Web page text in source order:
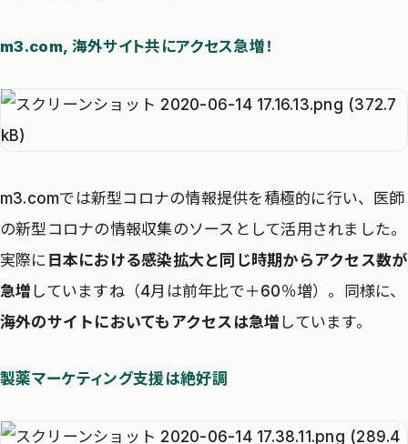
m3.com, 海外サイト共にアクセス急増！
m3.comでは新型コロナの情報提供を積極的に行い、医師
の新型コロナの情報収集のソースとして活用されました。
実際に 日本における感染拡大と同じ時期からアクセス数が
急増 していますね（4月は前年比で＋60％増）。同様に、
海外のサイトにおいてもアクセスは急増 しています。
製薬マーケティング支援は絶好調